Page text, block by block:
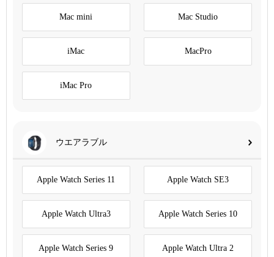
Mac mini Mac Studio
iMac MacPro
iMac Pro
ウエアラブル
Apple Watch Series 11 Apple Watch SE3
Apple Watch Ultra3 Apple Watch Series 10
Apple Watch Series 9 Apple Watch Ultra 2